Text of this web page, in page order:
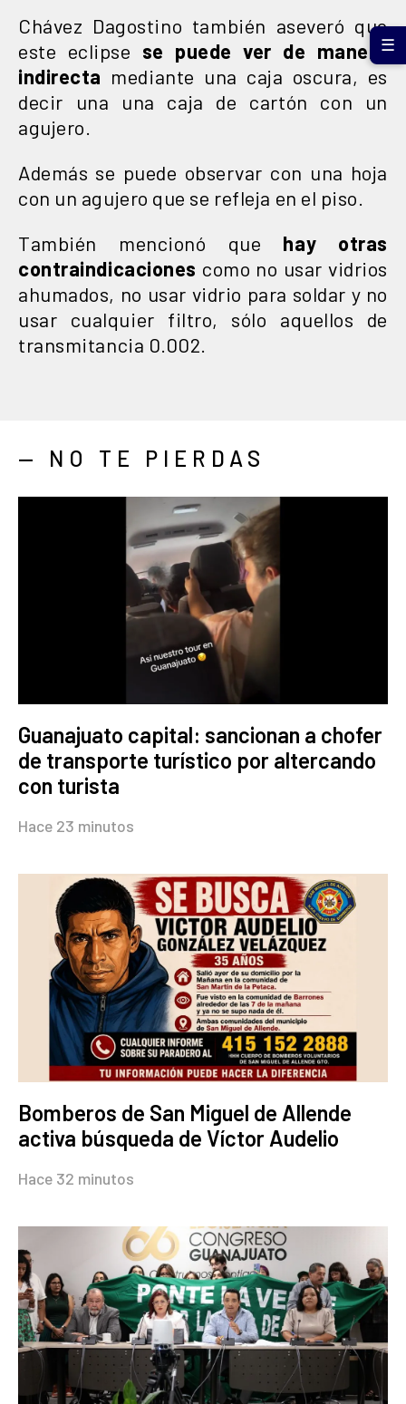
Chávez Dagostino también aseveró que
este eclipse se puede ver de manera
indirecta mediante una caja oscura, es
decir una una caja de cartón con un
agujero.
Además se puede observar con una hoja
con un agujero que se refleja en el piso.
También mencionó que hay otras
contraindicaciones como no usar vidrios
ahumados, no usar vidrio para soldar y no
usar cualquier filtro, sólo aquellos de
transmitancia 0.002.
— NO TE PIERDAS
Guanajuato capital: sancionan a chofer
de transporte turístico por altercando
con turista
Hace 23 minutos
Bomberos de San Miguel de Allende
activa búsqueda de Víctor Audelio
Hace 32 minutos
☰